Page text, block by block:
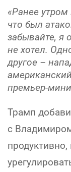
«Ранее
что был
забывайте, я
не хотел.
другое –
премьер-
Трамп
с